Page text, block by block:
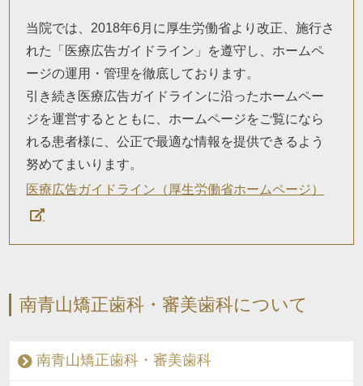
当院では、2018年6月に厚生労働省より改正、施行さ
れた「医療広告ガイドライン」を遵守し、ホームペ
ージの運用・管理を徹底しております。
引き続き医療広告ガイドラインに沿ったホームペー
ジを運営するとともに、ホームページをご覧になら
れる患者様に、公正で最適な情報を提供できるよう
努めてまいります。
医療広告ガイドライン（厚生労働省ホームページ）
南青山矯正歯科・審美歯科について
南青山矯正歯科・審美歯科